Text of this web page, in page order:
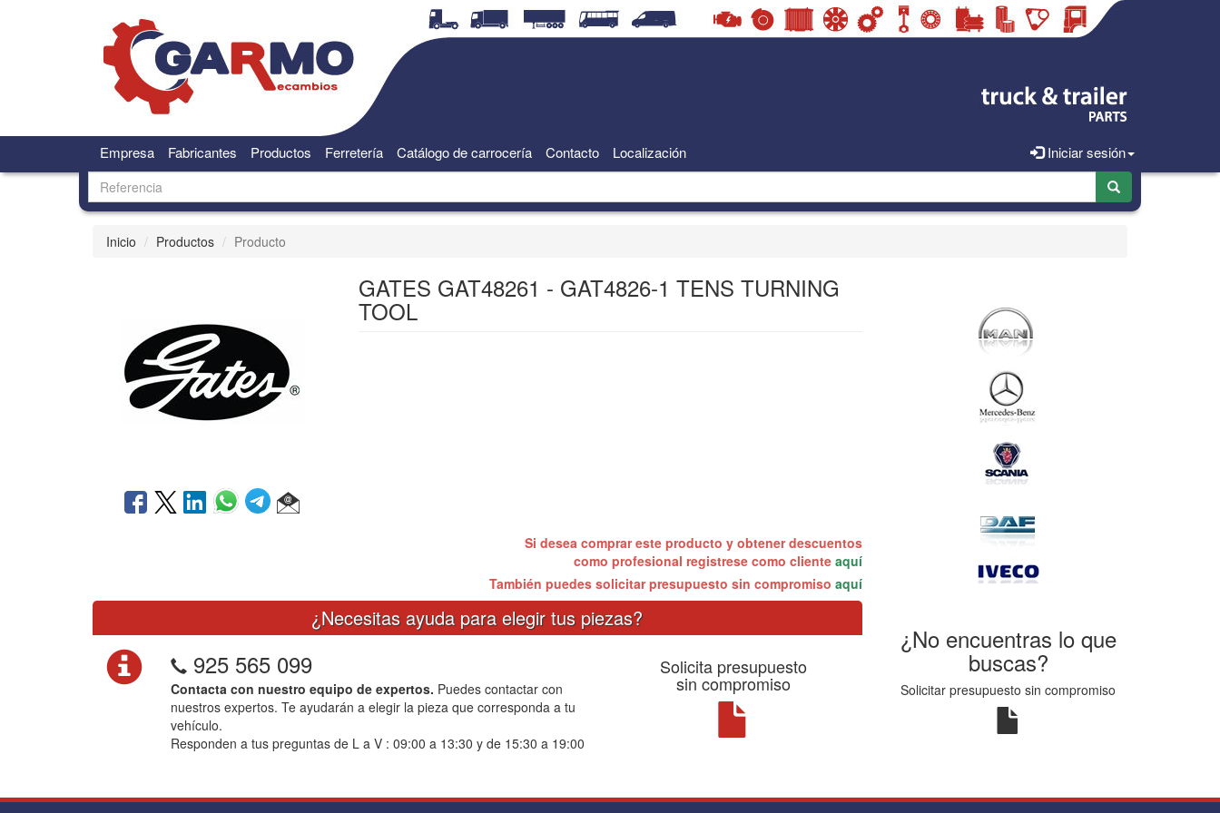
Iniciar sesión
Empresa Fabricantes Productos Ferretería Catálogo de carrocería Contacto Localización
Inicio Productos Producto
GATES GAT48261 - GAT4826-1 TENS TURNING
TOOL
Si desea comprar este producto y obtener descuentos
como profesional registrese como cliente aquí
También puedes solicitar presupuesto sin compromiso aquí
¿Necesitas ayuda para elegir tus piezas?
925 565 099
Contacta con nuestro equipo de expertos. Puedes contactar con
nuestros expertos. Te ayudarán a elegir la pieza que corresponda a tu
vehículo.
Responden a tus preguntas de L a V : 09:00 a 13:30 y de 15:30 a 19:00
Solicita presupuesto
sin compromiso
¿No encuentras lo que
buscas?
Solicitar presupuesto sin compromiso